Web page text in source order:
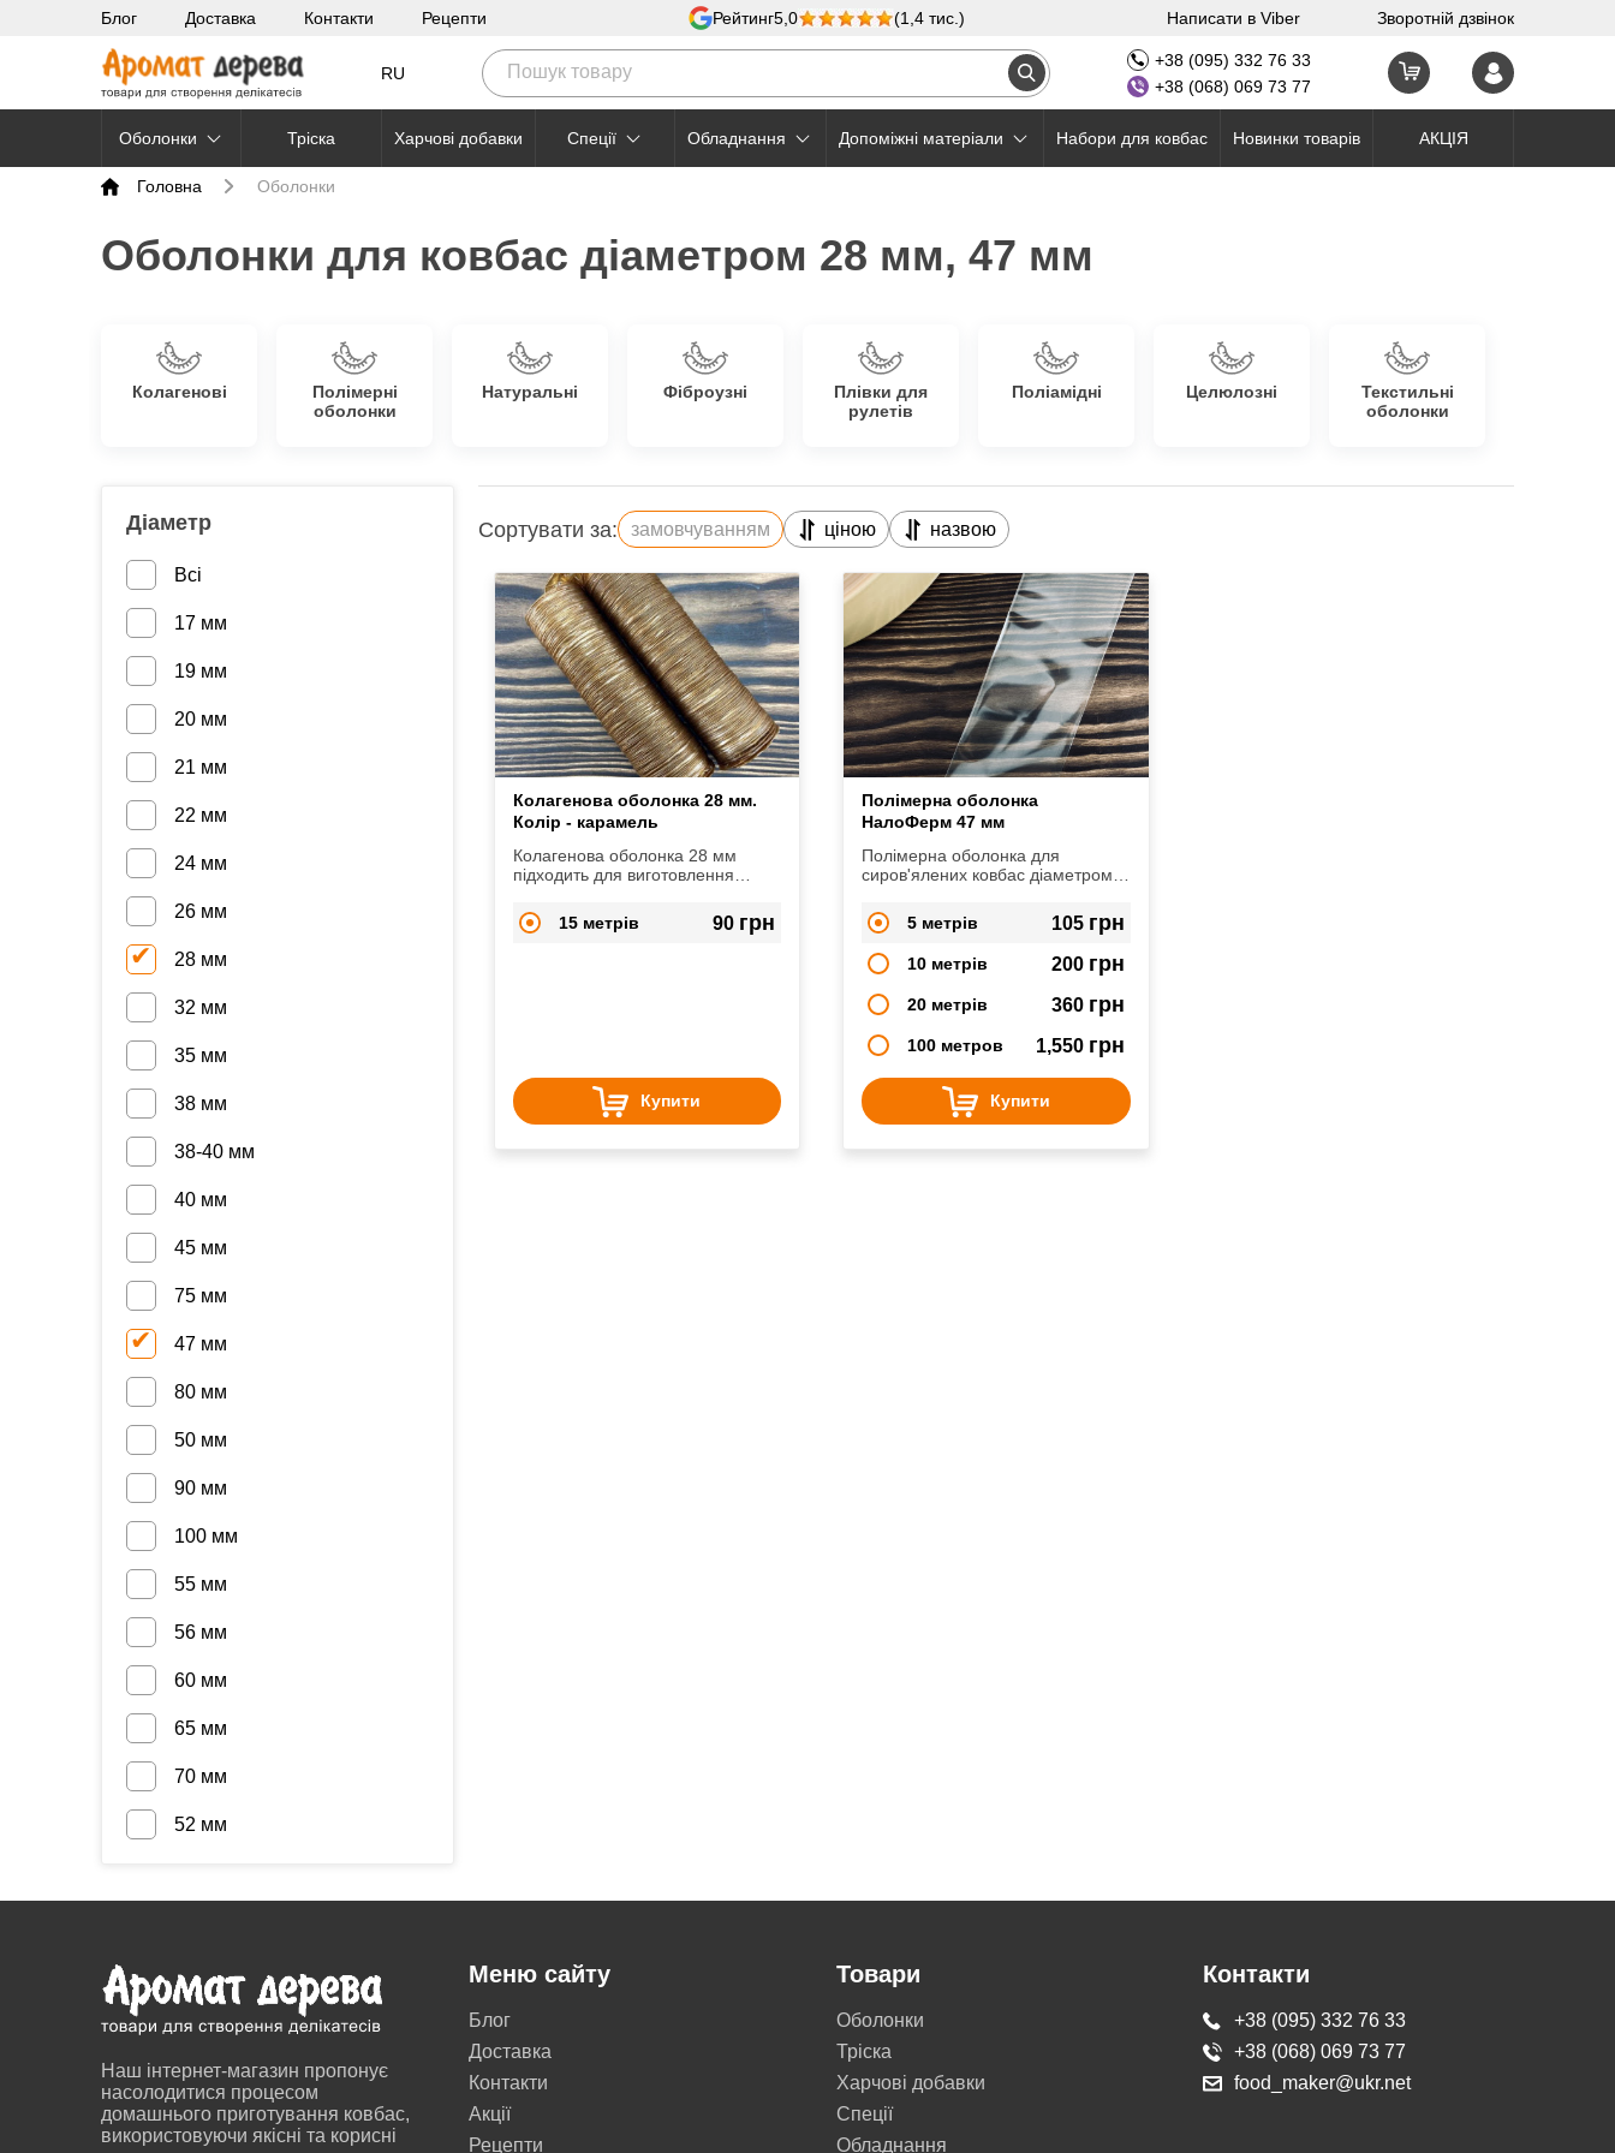
Блог Доставка Контакти Рецепти Рейтинг5,0 (1,4 тис.) Написати в Viber Зворотній дзвінок
RU
+38 (095) 332 76 33
+38 (068) 069 73 77
Оболонки Тріска Харчові добавки Cпеції Обладнання Допоміжні матеріали Набори для ковбас Новинки товарів АКЦІЯ
Головна Оболонки
Оболонки для ковбас діаметром 28 мм, 47 мм
Колагенові
Полімерні
оболонки
Натуральні Фіброузні
Плівки для
рулетів
Поліамідні Целюлозні
Текстильні
оболонки
Діаметр
Всі
17 мм
19 мм
20 мм
21 мм
22 мм
24 мм
26 мм
28 мм
32 мм
35 мм
38 мм
38-40 мм
40 мм
45 мм
75 мм
47 мм
80 мм
50 мм
90 мм
100 мм
55 мм
56 мм
60 мм
65 мм
70 мм
52 мм
Сортувати за: замовчуванням ціною назвою
Колагенова оболонка 28 мм.
Колір - карамель
Колагенова оболонка 28 мм
підходить для виготовлення
баварських ковбасок, міні-салямі
і т.д.
15 метрів 90 грн
Купити
Полімерна оболонка
НалоФерм 47 мм
Полімерна оболонка для
сиров'ялених ковбас діаметром
5 метрів
105 грн
10 метрів 200 грн
20 метрів 360 грн
100 метров 1,550 грн
Купити
Наш інтернет-магазин пропонує
насолодитися процесом
домашнього приготування ковбас,
використовуючи якісні та корисні
Меню сайту
Блог
Доставка
Контакти
Акції
Рецепти
Товари
Оболонки
Тріска
Харчові добавки
Cпеції
Обладнання
Контакти
+38 (095) 332 76 33
+38 (068) 069 73 77
food_maker@ukr.net